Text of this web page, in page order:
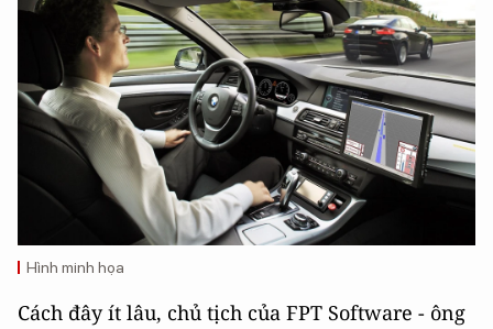
Hình minh họa
Cách đây ít lâu, chủ tịch của FPT Software - ông